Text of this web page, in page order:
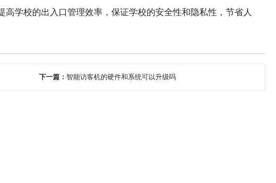
学校的出入口管理效率，保证学校的安全性和隐私性，节省人
下一篇： 智能访客机的硬件和系统可以升级吗